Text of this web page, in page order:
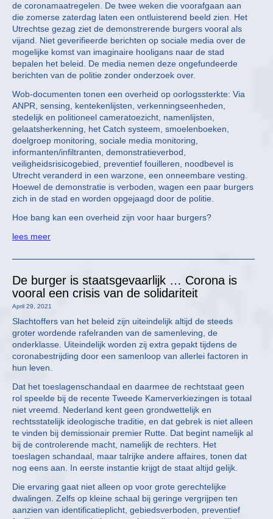
de coronamaatregelen. De twee weken die voorafgaan aan
die zomerse zaterdag laten een ontluisterend beeld zien. Het
Utrechtse gezag ziet de demonstrerende burgers vooral als
vijand. Niet geverifieerde berichten op sociale media over de
mogelijke komst van imaginaire hooligans naar de stad
bepalen het beleid. De media nemen deze ongefundeerde
berichten van de politie zonder onderzoek over.
Wob-documenten tonen een overheid op oorlogssterkte: Via
ANPR, sensing, kentekenlijsten, verkenningseenheden,
stedelijk en politioneel cameratoezicht, namenlijsten,
gelaatsherkenning, het Catch systeem, smoelenboeken,
doelgroep monitoring, sociale media monitoring,
informanten/infiltranten, demonstratieverbod,
veiligheidsrisicogebied, preventief fouilleren, noodbevel is
Utrecht veranderd in een warzone, een onneembare vesting.
Hoewel de demonstratie is verboden, wagen een paar burgers
zich in de stad en worden opgejaagd door de politie.
Hoe bang kan een overheid zijn voor haar burgers?
lees meer
De burger is staatsgevaarlijk … Corona is
vooral een crisis van de solidariteit
April 29, 2021
Slachtoffers van het beleid zijn uiteindelijk altijd de steeds
groter wordende rafelranden van de samenleving, de
onderklasse. Uiteindelijk worden zij extra gepakt tijdens de
coronabestrijding door een samenloop van allerlei factoren in
hun leven.
Dat het toeslagenschandaal en daarmee de rechtstaat geen
rol speelde bij de recente Tweede Kamerverkiezingen is totaal
niet vreemd. Nederland kent geen grondwettelijk en
rechtsstatelijk ideologische traditie, en dat gebrek is niet alleen
te vinden bij demissionair premier Rutte. Dat begint namelijk al
bij de controlerende macht, namelijk de rechters. Het
toeslagen schandaal, maar talrijke andere affaires, tonen dat
nog eens aan. In eerste instantie krijgt de staat altijd gelijk.
Die ervaring gaat niet alleen op voor grote gerechtelijke
dwalingen. Zelfs op kleine schaal bij geringe vergrijpen ten
aanzien van identificatieplicht, gebiedsverboden, preventief